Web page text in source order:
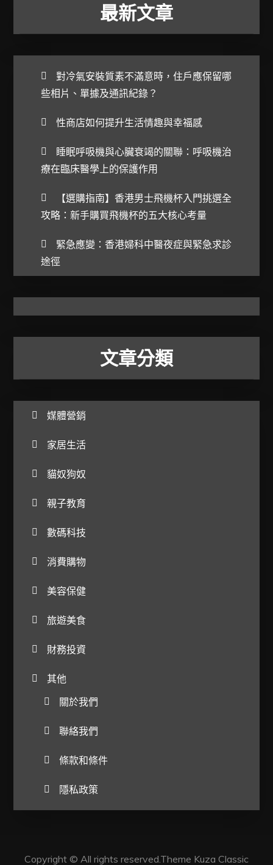
最新文章
對冷氣安裝質素不滿意時，住戶應保留哪
些相片、單據及通訊紀錄？
性商店如何提升生活情趣與幸福感
睡眠呼吸機與心臟衰竭的關聯：呼吸機治
療在臨床醫學上的保護作用
【選購指南】香港男士飛機杯入門挑選全
攻略：新手購買飛機杯的五大核心考量
緊急應變：香港婦科中醫夜症與緊急求診
途徑
文章分類
媒體營銷
家居生活
貓奴狗奴
親子教育
數碼科技
消費購物
美容保健
旅遊美食
財務投資
其他
關於我們
聯絡我們
條款和條件
隱私政策
Copyright © All rights reserved.Theme Kuza Classic